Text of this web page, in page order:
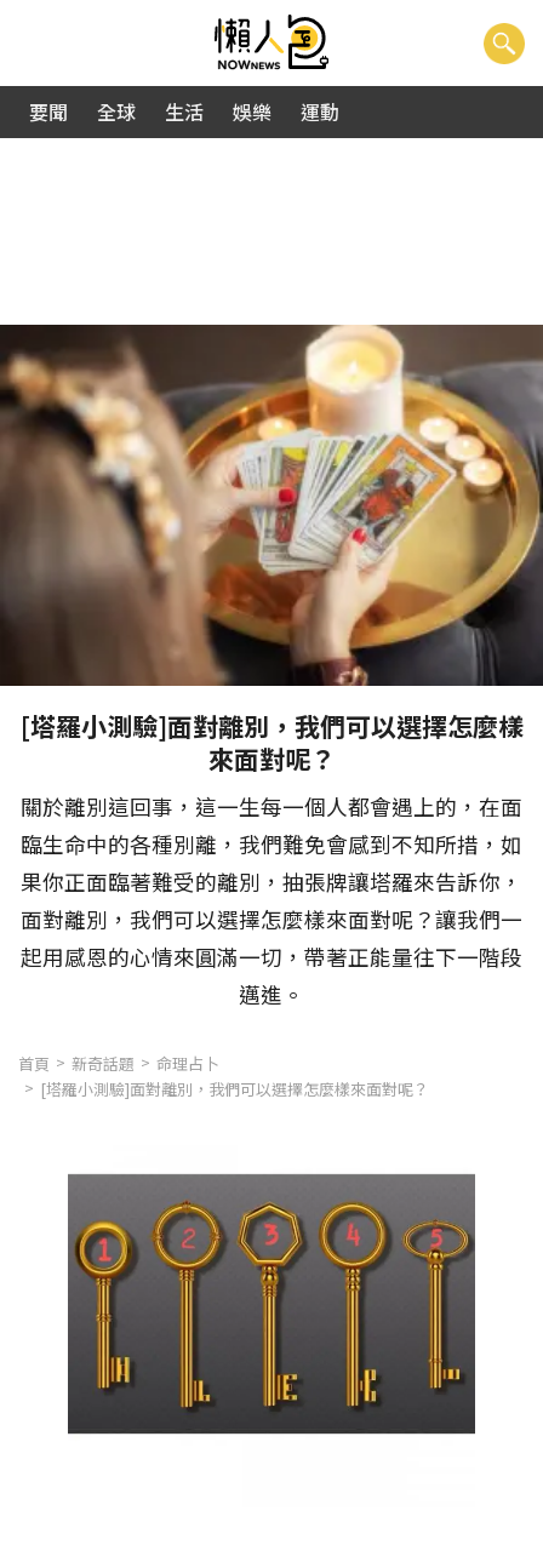
要聞 全球 生活 娛樂 運動
[塔羅小測驗]面對離別，我們可以選擇怎麼樣
來面對呢？
關於離別這回事，這一生每一個人都會遇上的，在面
臨生命中的各種別離，我們難免會感到不知所措，如
果你正面臨著難受的離別，抽張牌讓塔羅來告訴你，
面對離別，我們可以選擇怎麼樣來面對呢？讓我們一
起用感恩的心情來圓滿一切，帶著正能量往下一階段
邁進。
首頁 新奇話題
命理占卜
[塔羅小測驗]面對離別，我們可以選擇怎麼樣來面對呢？